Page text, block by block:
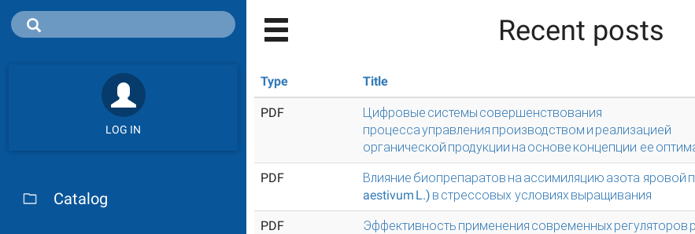
LOG IN
Catalog
Recent posts
Type Title
PDF
Цифровые системы совершенствования
процесса управления производством и реализацией
органической продукции на основе концепции ее
PDF
Влияние биопрепаратов на ассимиляцию азота яровой
aestivum L.) в стрессовых условиях выращивания
PDF
Эффективность применения современных регуляторов